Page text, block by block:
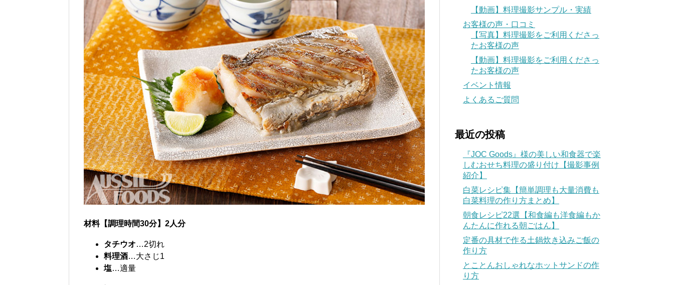
材料【調理時間30分】2人分
タチウオ…2切れ
料理酒…大さじ1
塩…適量
【動画】料理撮影サンプル・実績
お客様の声・口コミ
【写真】料理撮影をご利用くださっ
たお客様の声
【動画】料理撮影をご利用くださっ
たお客様の声
イベント情報
よくあるご質問
最近の投稿
『JOC Goods』様の美しい和食器で楽
しむおせち料理の盛り付け【撮影事例
紹介】
白菜レシピ集【簡単調理も大量消費も
白菜料理の作り方まとめ】
朝食レシピ22選【和食編も洋食編もか
んたんに作れる朝ごはん】
定番の具材で作る土鍋炊き込みご飯の
作り方
とことんおしゃれなホットサンドの作
り方